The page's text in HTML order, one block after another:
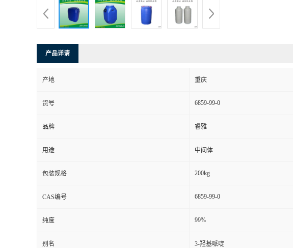
产品详请
产地 重庆
货号 6859-99-0
品牌 睿雅
用途 中间体
包装规格 200kg
CAS编号 6859-99-0
纯度 99%
别名 3-羟基哌啶